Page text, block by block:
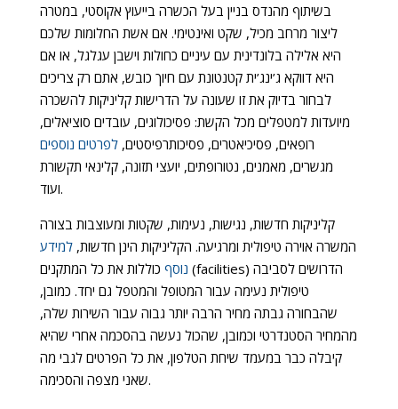
בשיתוף מהנדס בניין בעל הכשרה בייעוץ אקוסטי, במטרה
ליצור מרחב מכיל, שקט ואינטימי. אם אשת החלומות שלכם
היא אלילה בלונדינית עם עיניים כחולות וישבן עגלגל, או אם
היא דווקא ג’ינג’ית קטנטונת עם חיוך כובש, אתם רק צריכים
לבחור בדיוק את זו שעונה על הדרישות קליניקות להשכרה
מיועדות למטפלים מכל הקשת: פסיכולוגים, עובדים סוציאלים,
רופאים, פסיכיאטרים, פסיכותרפיסטים,לפרטים נוספים
מגשרים, מאמנים, נטורופתים, יועצי תזונה, קלינאי תקשורת
ועוד.
קליניקות חדשות, נגישות, נעימות, שקטות ומעוצבות בצורה
המשרה אוירה טיפולית ומרגיעה. הקליניקות הינן חדשות,למידע
נוסף כוללות את כל המתקנים (facilities) הדרושים לסביבה
טיפולית נעימה עבור המטופל והמטפל גם יחד. כמובן,
שהבחורה גבתה מחיר הרבה יותר גבוה עבור השירות שלה,
מהמחיר הסטנדרטי וכמובן, שהכול נעשה בהסכמה אחרי שהיא
קיבלה כבר במעמד שיחת הטלפון, את כל הפרטים לגבי מה
שאני מצפה והסכימה.